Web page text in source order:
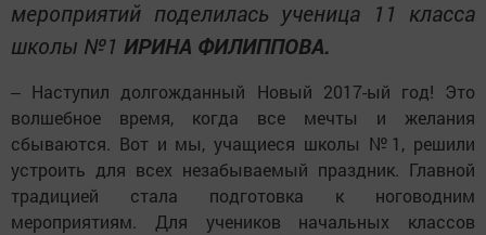
мероприятий поделилась ученица 11 класса
школы №1 ИРИНА ФИЛИППОВА.
‒ Наступил долгожданный Новый 2017-ый год! Это
волшебное время, когда все мечты и желания
сбываются. Вот и мы, учащиеся школы №1, решили
устроить для всех незабываемый праздник. Главной
традицией стала подготовка к ноговодним
мероприятиям. Для учеников начальных классов